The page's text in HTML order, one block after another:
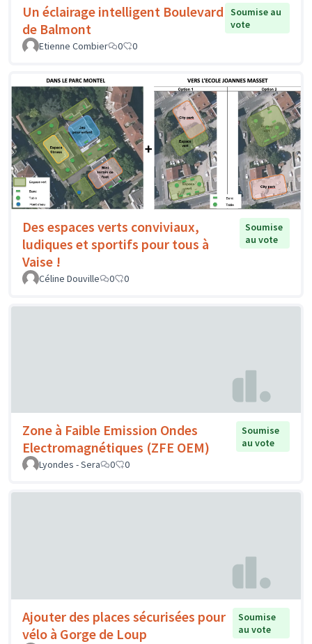
Un éclairage intelligent Boulevard
de Balmont
Soumise au
vote
Etienne Combier
0 0
Des espaces verts conviviaux,
ludiques et sportifs pour tous à
Vaise !
Soumise
au vote
Céline Douville 0 0
Zone à Faible Emission Ondes
Electromagnétiques (ZFE OEM)
Soumise
au vote
Lyondes - Sera
0 0
Ajouter des places sécurisées pour
vélo à Gorge de Loup
Soumise
au vote